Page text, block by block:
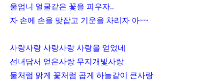
울엄니 얼굴같은 꽃을 피우자..
자 손에 손을 맞잡고 기운을 차리자 아~~
사랑사랑 사랑사랑 사랑을 얻었네
선녀담서 얻은사랑 무지개빛사랑
물처럼 맑게 꽃처럼 곱게 하늘같이 큰사랑